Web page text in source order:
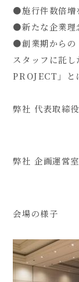
●施行件数倍増
●新たな企業理
●創業期からの
スタッフに託
PROJECT」と
弊社 代表取締
弊社 企画運営
会場の様子